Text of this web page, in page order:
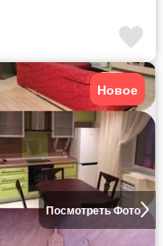
Посмотреть Фото
Новое